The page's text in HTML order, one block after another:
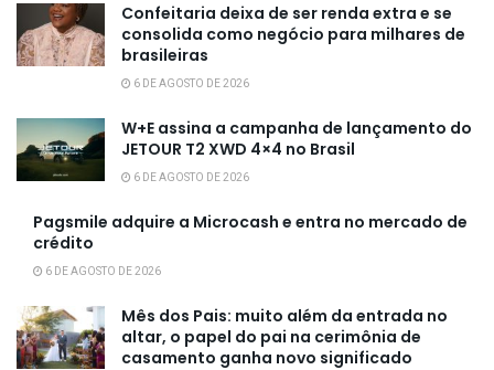
Confeitaria deixa de ser renda extra e se
consolida como negócio para milhares de
brasileiras
6 DE AGOSTO DE 2026
W+E assina a campanha de lançamento do
JETOUR T2 XWD 4×4 no Brasil
6 DE AGOSTO DE 2026
Pagsmile adquire a Microcash e entra no mercado de
crédito
6 DE AGOSTO DE 2026
Mês dos Pais: muito além da entrada no
altar, o papel do pai na cerimônia de
casamento ganha novo significado